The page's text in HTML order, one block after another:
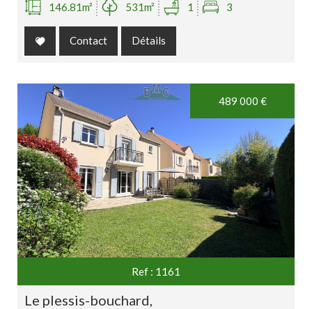
146.81m² 531m² 1 3
Contact Détails
489 000 €
Ref : 1161
le plessis-bouchard,